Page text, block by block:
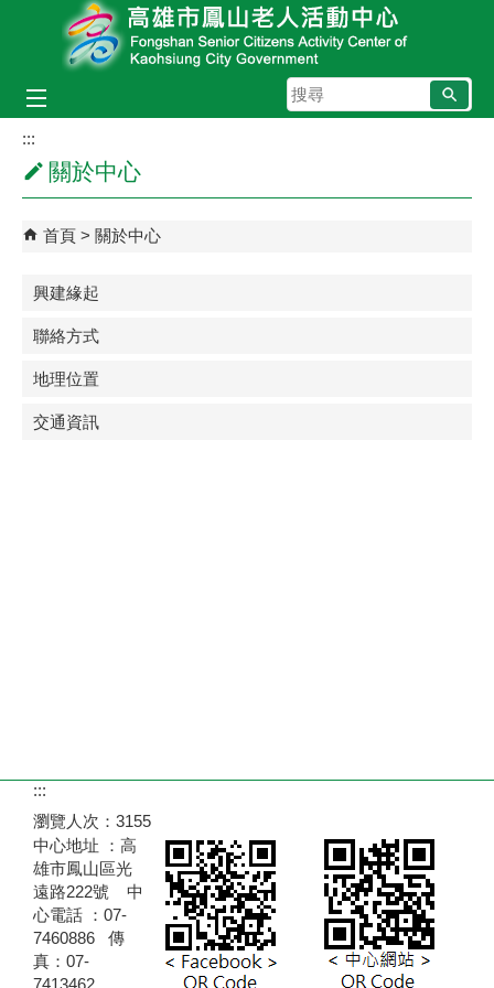
跳到主要內容區塊
搜
尋
:::
關於中心
首頁 關於中心
興建緣起
聯絡方式
地理位置
交通資訊
:::
瀏覽人次： 3155
中心地址 ：高
雄市鳳山區光
遠路222號 中
心電話 ：07-
7460886 傳
真：07-
7413462